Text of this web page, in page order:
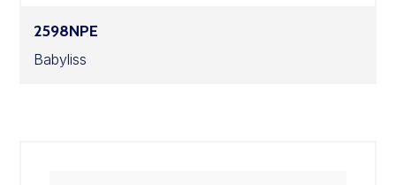
2598NPE
Babyliss